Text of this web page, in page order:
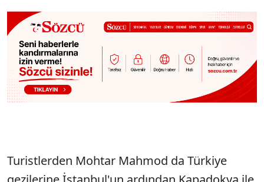
Turistlerden Mohtar Mahmod da Türkiye